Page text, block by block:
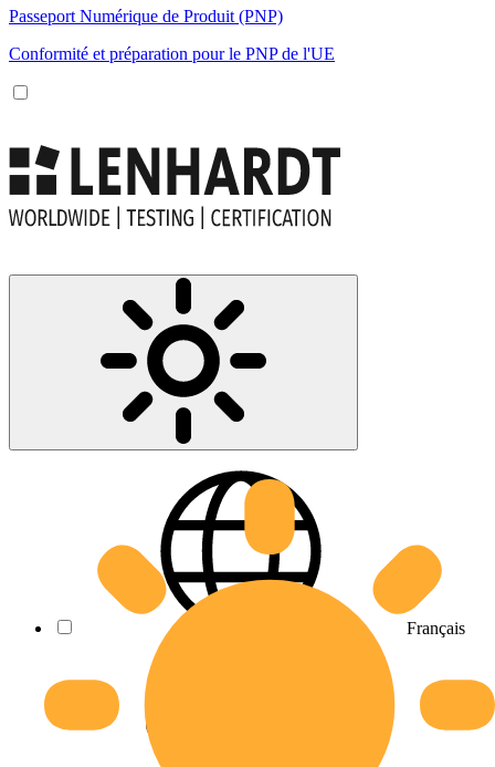
Passeport Numérique de Produit (PNP)
Conformité et préparation pour le PNP de l'UE
Français